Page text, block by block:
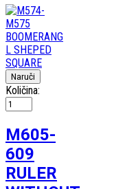
Količina:
M605-
609
RULER